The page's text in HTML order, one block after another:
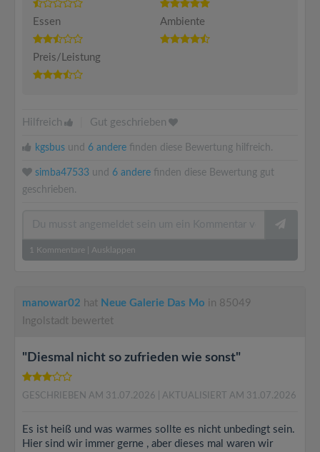
Essen Ambiente
Preis/Leistung
Hilfreich Gut geschrieben
kgsbus und 6 andere finden diese Bewertung hilfreich.
simba47533 und 6 andere finden diese Bewertung gut
geschrieben.
1 Kommentare Ausklappen
manowar02 hat Neue Galerie Das Mo in 85049
Ingolstadt bewertet
"Diesmal nicht so zufrieden wie sonst"
GESCHRIEBEN AM 31.07.2026 | AKTUALISIERT AM 31.07.2026
Es ist heiß und was warmes sollte es nicht unbedingt sein.
Hier sind wir immer gerne , aber dieses mal waren wir